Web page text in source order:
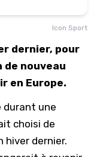
Icon Sport
dernier, pour
nouveau
en Europe.
durant une
choisi de
hiver dernier.